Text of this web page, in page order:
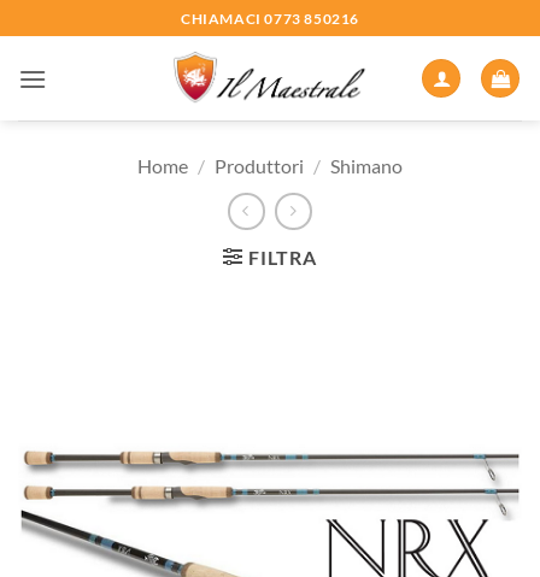
ai
contenuti
CHIAMACI 0773 850216
Home / Produttori / Shimano
FILTRA